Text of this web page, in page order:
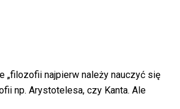
„filozofii najpierw należy nauczyć się
np. Arystotelesa, czy Kanta. Ale